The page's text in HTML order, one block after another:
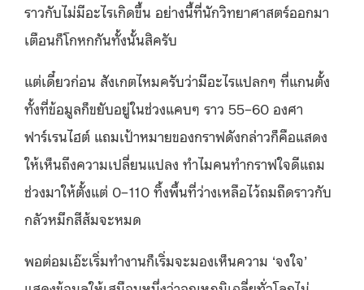
ราวกับไม่มีอะไรเกิดขึ้น อย่างนี้ที่นักวิทยาศาสตร์ออกมา
เตือนก็โกหกกันทั้งนั้นสิครับ
แต่เดี๋ยวก่อน สังเกตไหมครับว่ามีอะไรแปลกๆ ที่แกนตั้ง
ทั้งที่ข้อมูลก็ขยับอยู่ในช่วงแคบๆ ราว 55–60 องศา
ฟาร์เรนไฮต์ แถมเป้าหมายของกราฟดังกล่าวก็คือแสดง
ให้เห็นถึงความเปลี่ยนแปลง ทำไมคนทำกราฟใจดีแถม
ช่วงมาให้ตั้งแต่ 0–110 ทิ้งพื้นที่ว่างเหลือไว้ถมถืดราวกับ
กลัวหมึกสีส้มจะหมด
พอต่อมเอ๊ะเริ่มทำงานก็เริ่มจะมองเห็นความ ‘จงใจ’